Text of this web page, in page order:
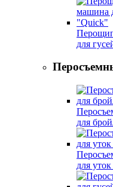
для
для
для